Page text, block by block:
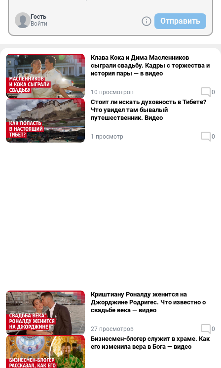
Гость
Войти
Отправить
Клава Кока и Дима Масленников
сыграли свадьбу. Кадры с торжества и
история пары — в видео
10 просмотров 0
Стоит ли искать духовность в Тибете?
Что увидел там бывалый
путешественник. Видео
1 просмотр 0
Криштиану Роналду женится на
Джорджине Родригес. Что известно о
свадьбе века — видео
27 просмотров 0
Бизнесмен-блогер служит в храме. Как
его изменила вера в Бога — видео